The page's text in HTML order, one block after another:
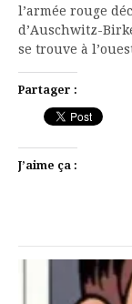
l’armée rouge
d’Auschwitz-
se trouve à
Partager :
J’aime ça :